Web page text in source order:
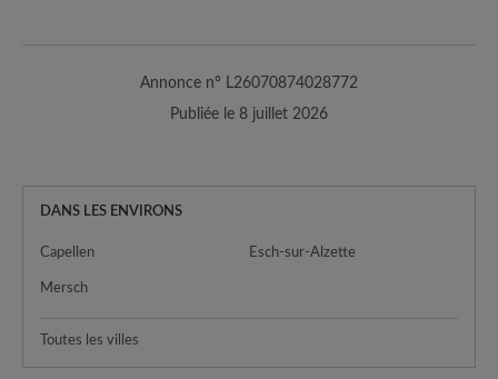
Annonce n° L26070874028772
Publiée le 8 juillet 2026
DANS LES ENVIRONS
Capellen Esch-sur-Alzette
Mersch
Toutes les villes